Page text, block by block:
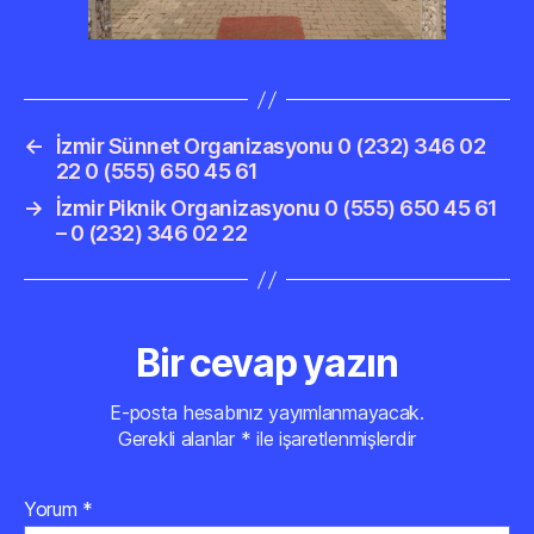
←
İzmir Sünnet Organizasyonu 0 (232) 346 02
22 0 (555) 650 45 61
→
İzmir Piknik Organizasyonu 0 (555) 650 45 61
– 0 (232) 346 02 22
Bir cevap yazın
E-posta hesabınız yayımlanmayacak.
Gerekli alanlar * ile işaretlenmişlerdir
Yorum *